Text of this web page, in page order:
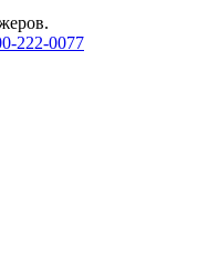
222-0077